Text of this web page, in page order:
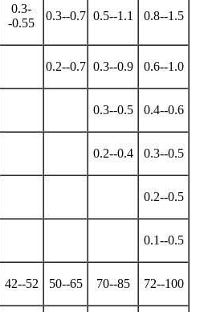
0.3-
-0.55
0.3--0.7 0.5--1.1 0.8--1.5
0.2--0.7 0.3--0.9 0.6--1.0
0.3--0.5 0.4--0.6
0.2--0.4 0.3--0.5
0.2--0.5
0.1--0.5
42--52 50--65 70--85 72--100